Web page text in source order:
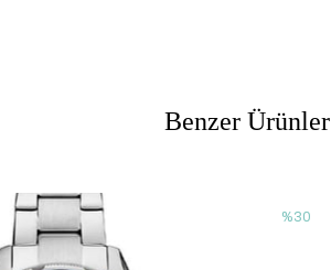
Benzer Ürünler
%30